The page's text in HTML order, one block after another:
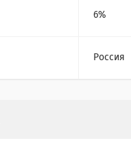
6%
Россия